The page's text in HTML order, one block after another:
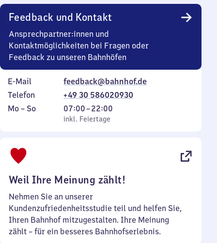
Uhr
Feedback und Kontakt
Ansprechpartner:innen und
Kontaktmöglichkeiten bei Fragen oder
Feedback zu unseren Bahnhöfen
E-Mail
feedback@bahnhof.de
Telefon
+49 30 586020930
Montag
Mo – So,
inkl. Feiertage
07:00–22:00
Von
7
inkl. Feiertage
Weil Ihre Meinung zählt!
Nehmen Sie an unserer
Kundenzufriedenheitsstudie teil und helfen Sie,
Ihren Bahnhof mitzugestalten. Ihre Meinung
zählt – für ein besseres Bahnhofserlebnis.